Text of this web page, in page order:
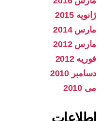
ژانویه 2015
مارس 2014
مارس 2012
فوریه 2012
دسامبر 2010
می 2010
اطلاعات